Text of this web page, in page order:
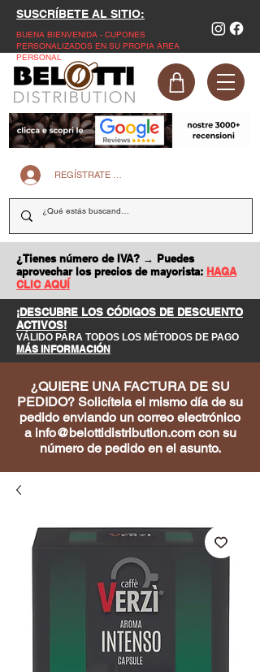
SUSCRÍBETE AL SITIO:
BUENA BIENVENIDA - CUPONES
PERSONALIZADOS EN SU PROPIA ÁREA
PERSONAL
REGÍSTRATE EN LA PÁGINA WEB
¿Tienes número de IVA? → Puedes
aprovechar los precios de mayorista: HAGA
CLIC AQUÍ
¡DESCUBRE LOS CÓDIGOS DE DESCUENTO
ACTIVOS!
VÁLIDO PARA TODOS LOS MÉTODOS DE PAGO
MÁS INFORMACIÓN
¿QUIERE UNA FACTURA DE SU
PEDIDO? Solicítela el mismo día de su
pedido enviando un correo electrónico
a info@belottidistribution.comcon su
número de pedido en el asunto.